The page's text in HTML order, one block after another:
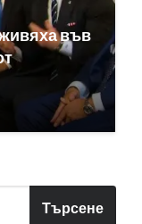
във
Търсене